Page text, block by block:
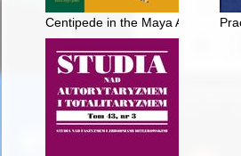
Centipede in the Maya Art and